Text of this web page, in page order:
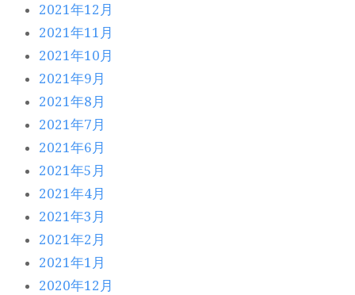
2021年12月
2021年11月
2021年10月
2021年9月
2021年8月
2021年7月
2021年6月
2021年5月
2021年4月
2021年3月
2021年2月
2021年1月
2020年12月